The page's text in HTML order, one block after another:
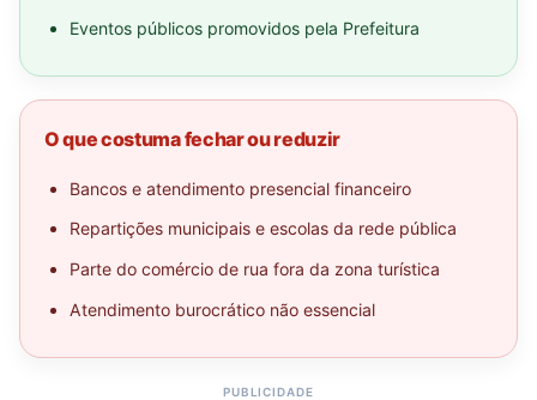
Eventos públicos promovidos pela Prefeitura
O que costuma fechar ou reduzir
Bancos e atendimento presencial financeiro
Repartições municipais e escolas da rede pública
Parte do comércio de rua fora da zona turística
Atendimento burocrático não essencial